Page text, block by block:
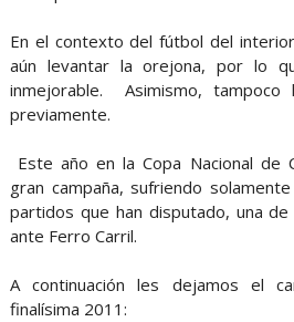
En el contexto del fútbol del
aún levantar la orejona, por lo
inmejorable. Asimismo,
previamente.
Este año en la Copa Nacional de
gran campaña, sufriendo
partidos que han disputado, una
ante Ferro Carril.
A continuación les dejamos el
finalísima 2011: